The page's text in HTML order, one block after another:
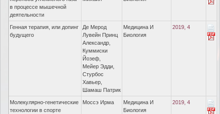
в процессе мышечной
деятельности
Генная терапия, или допинг
будущего
Де Мерод
Лувейн Принц
Александр,
Куммиски
Йозеф,
Мейер Эдди,
Стурбос
Хавьер,
Шамаш Патрик
Медицина И
Биология
2019, 4
Молекулярно-генетические
технологии в спорте
Моссэ Ирма
Медицина И
Биология
2019, 4